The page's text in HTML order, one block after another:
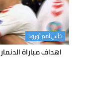
كأس أمم أوروبا
اهداف مباراة الدنمارك وروسيا